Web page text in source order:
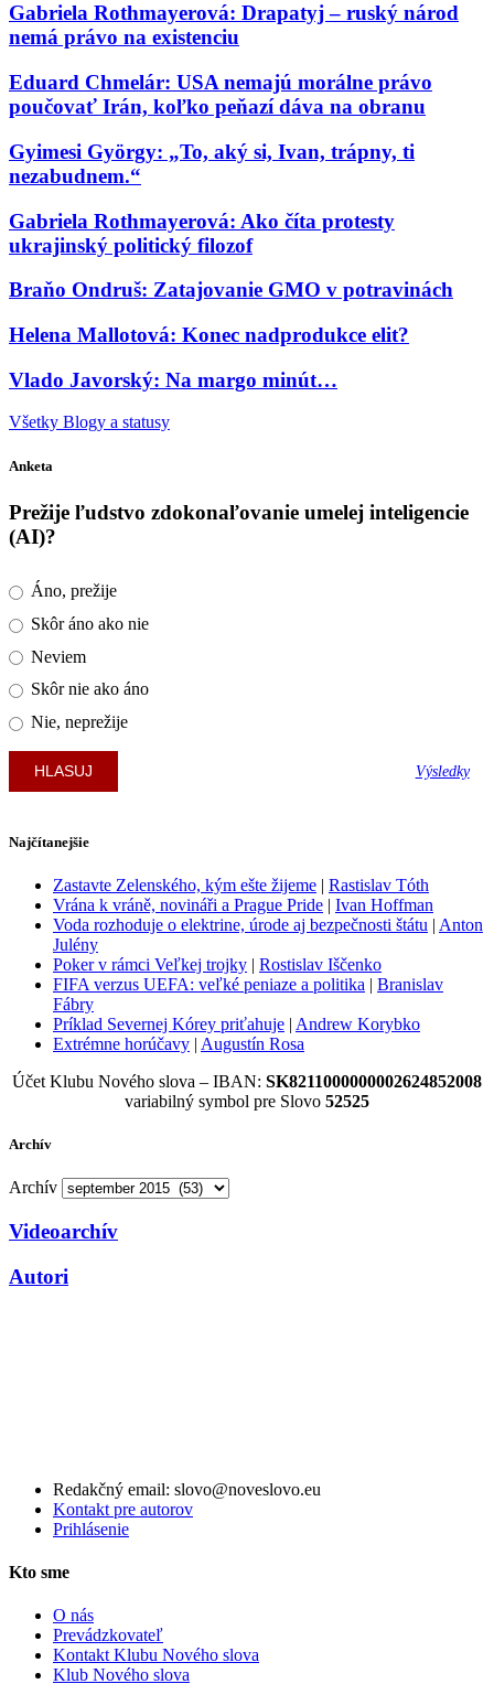
Gabriela Rothmayerová: Drapatyj – ruský národ
nemá právo na existenciu
Eduard Chmelár: USA nemajú morálne právo
poučovať Irán, koľko peňazí dáva na obranu
Gyimesi György: „To, aký si, Ivan, trápny, ti
nezabudnem.“
Gabriela Rothmayerová: Ako číta protesty
ukrajinský politický filozof
Braňo Ondruš: Zatajovanie GMO v potravinách
Helena Mallotová: Konec nadprodukce elit?
Vlado Javorský: Na margo minút…
Všetky Blogy a statusy
Anketa
Prežije ľudstvo zdokonaľovanie umelej inteligencie
(AI)?
Áno, prežije
Skôr áno ako nie
Neviem
Skôr nie ako áno
Nie, neprežije
Výsledky
Najčítanejšie
Zastavte Zelenského, kým ešte žijeme | Rastislav Tóth
Vrána k vráně, novináři a Prague Pride | Ivan Hoffman
Voda rozhoduje o elektrine, úrode aj bezpečnosti štátu | Anton
Julény
Poker v rámci Veľkej trojky | Rostislav Iščenko
FIFA verzus UEFA: veľké peniaze a politika | Branislav
Fábry
Príklad Severnej Kórey priťahuje | Andrew Korybko
Extrémne horúčavy | Augustín Rosa
Účet Klubu Nového slova – IBAN: SK8211000000002624852008
variabilný symbol pre Slovo 52525
Archív
Archív
Videoarchív
Autori
Redakčný email: slovo@noveslovo.eu
Kontakt pre autorov
Prihlásenie
Kto sme
O nás
Prevádzkovateľ
Kontakt Klubu Nového slova
Klub Nového slova